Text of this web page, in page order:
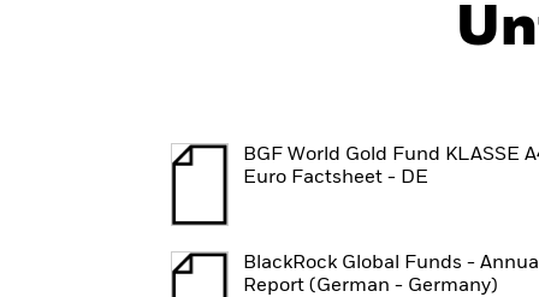
BGF World Gold Fund KLASSE
Euro Factsheet - DE
BlackRock Global Funds -
Report (German - Germany)